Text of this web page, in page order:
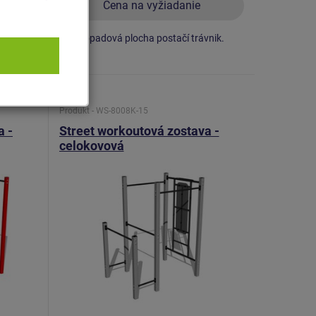
Cena na vyžiadanie
Ako dopadová plocha postačí trávnik.
-
Produkt - WS-8008K-15
Street workoutová zostava -
celokovová